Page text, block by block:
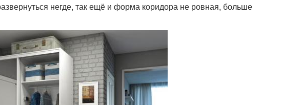
негде, так ещё и форма коридора не ровная, больше